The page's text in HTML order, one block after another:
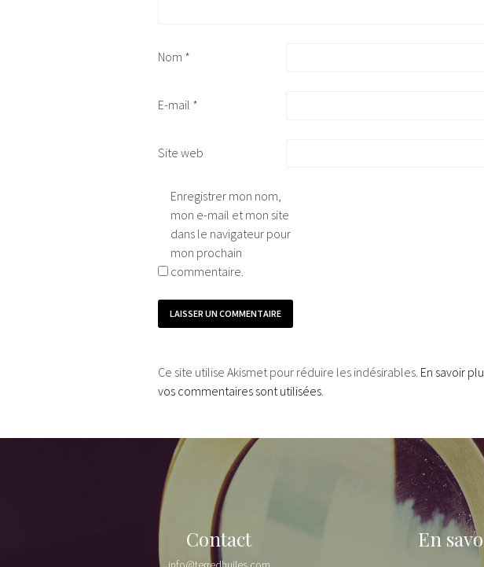
Nom *
E-mail *
Site web
Enregistrer mon nom,
mon e-mail et mon site
dans le navigateur pour
mon prochain
commentaire.
Ce site utilise Akismet pour réduire les indésirables. En savoir
vos commentaires sont utilisées.
Contact En